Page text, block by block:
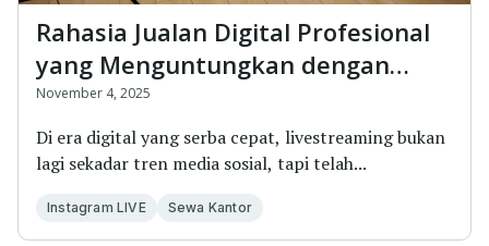
Rahasia Jualan Digital Profesional
yang Menguntungkan dengan
Livestreaming
November 4, 2025
Di era digital yang serba cepat, livestreaming bukan
lagi sekadar tren media sosial, tapi telah...
Instagram LIVE Sewa Kantor